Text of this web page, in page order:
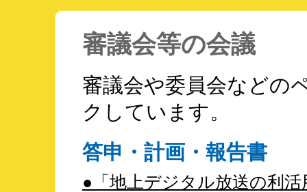
審議会等の会議
審議会や委員会などの
クしています。
答申・計画・報告書
●「地上デジタル放送の利